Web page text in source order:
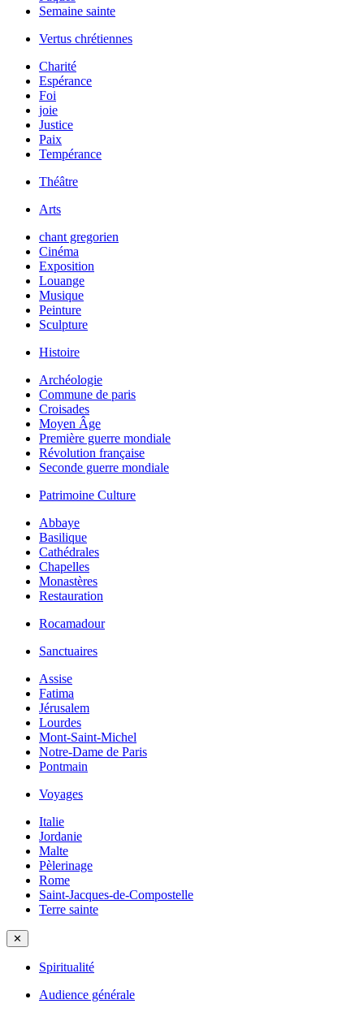
Semaine sainte
Vertus chrétiennes
Charité
Espérance
Foi
joie
Justice
Paix
Tempérance
Théâtre
Arts
chant gregorien
Cinéma
Exposition
Louange
Musique
Peinture
Sculpture
Histoire
Archéologie
Commune de paris
Croisades
Moyen Âge
Première guerre mondiale
Révolution française
Seconde guerre mondiale
Patrimoine Culture
Abbaye
Basilique
Cathédrales
Chapelles
Monastères
Restauration
Rocamadour
Sanctuaires
Assise
Fatima
Jérusalem
Lourdes
Mont-Saint-Michel
Notre-Dame de Paris
Pontmain
Voyages
Italie
Jordanie
Malte
Pèlerinage
Rome
Saint-Jacques-de-Compostelle
Terre sainte
✕
Spiritualité
Audience générale